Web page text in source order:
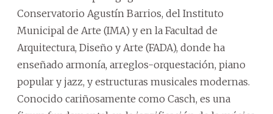
Conservatorio Agustín Barrios, del Instituto
Municipal de Arte (IMA) y en la Facultad de
Arquitectura, Diseño y Arte (FADA), donde ha
enseñado armonía, arreglos-orquestación, piano
popular y jazz, y estructuras musicales modernas.
Conocido cariñosamente como Casch, es una